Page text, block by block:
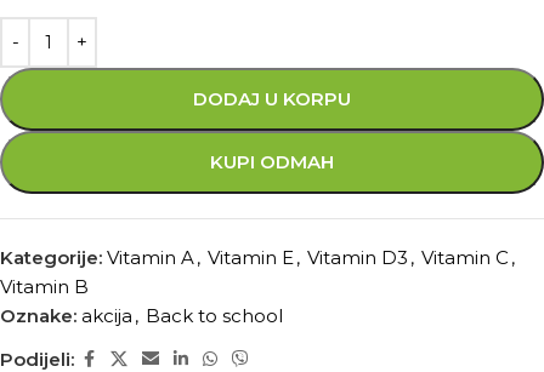
DODAJ U KORPU
KUPI ODMAH
Kategorije: Vitamin A, Vitamin E, Vitamin D3 , Vitamin C ,
Vitamin B
Oznake: akcija , Back to school
Podijeli: